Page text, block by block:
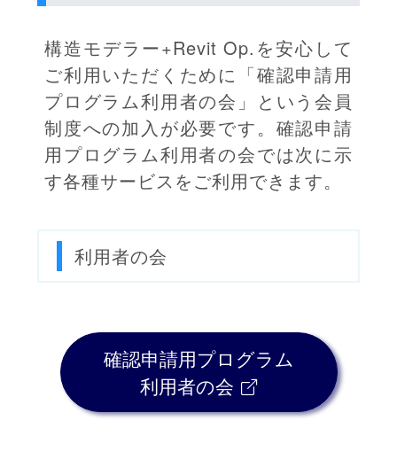
構造モデラー+Revit Op.を安心して
ご利用いただくために「確認申請用
プログラム利用者の会」という会員
制度への加入が必要です。確認申請
用プログラム利用者の会では次に示
す各種サービスをご利用できます。
利用者の会
確認申請用プログラム
利用者の会